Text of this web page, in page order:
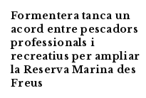
Formentera tanca un
acord entre pescadors
professionals i
recreatius per ampliar
la Reserva Marina des
Freus